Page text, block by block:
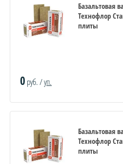
Базальтовая
Технофлор
плиты
0 руб. /уп.
Базальтовая
Технофлор
плиты